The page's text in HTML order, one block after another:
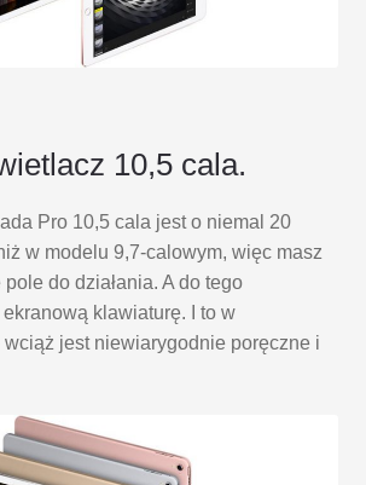
10,5 cala.
Pro 10,5 cala jest o niemal 20
w modelu 9,7-calowym, więc masz
do działania. A do tego
klawiaturę. I to w
wciąż jest niewiarygodnie poręczne i